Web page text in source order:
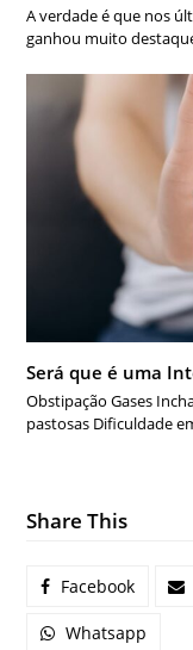
A verdade é que nos
ganhou muito
Será que é uma
Obstipação Gases
pastosas Dificuldade
Share This
Facebook
Whatsapp